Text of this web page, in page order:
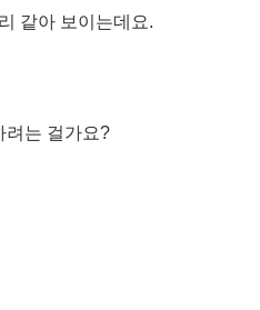
같아 보이는데요.
려는 걸가요?